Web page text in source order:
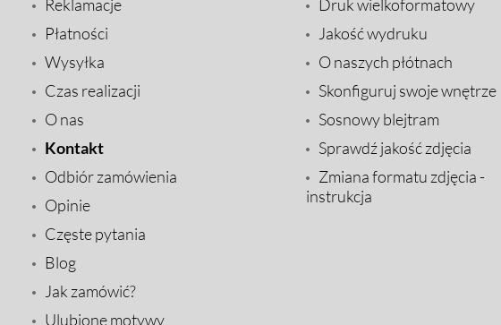
Reklamacje
Płatności
Wysyłka
Czas realizacji
O nas
Kontakt
Odbiór zamówienia
Opinie
Częste pytania
Blog
Jak zamówić?
Ulubione motywy
Druk wielkoformatowy
Jakość wydruku
O naszych płótnach
Skonfiguruj swoje wnętrze
Sosnowy blejtram
Sprawdź jakość zdjęcia
Zmiana formatu zdjęcia -
instrukcja